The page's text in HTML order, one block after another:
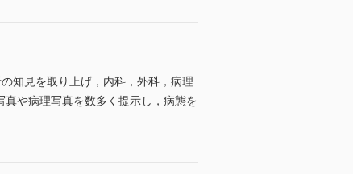
知見を取り上げ，内科，外科，病理
や病理写真を数多く提示し，病態を